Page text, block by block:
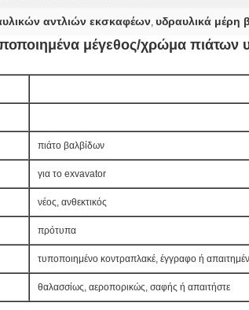
αντλιών εκσκαφέων, υδραυλικά μέρη
μέγεθος/χρώμα πιάτων
πιάτο βαλβίδων
για το exvavator
νέος, ανθεκτικός
πρότυπα
τυποποιημένο κοντραπλακέ, έγγραφο ή
θαλασσίως, αεροπορικώς, σαφής ή απαιτήστε